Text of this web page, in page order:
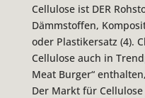
Cellulose ist DER
Dämmstoffen,
oder Plastikersatz (4).
Cellulose auch in
Meat Burger“
Der Markt für